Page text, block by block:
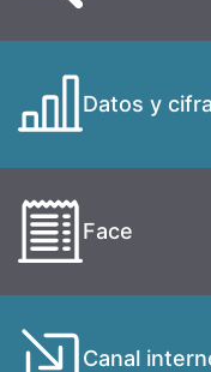
Datos y
Face
Canal